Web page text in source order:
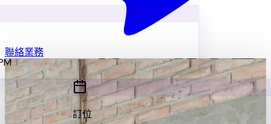
聯絡業務
訂位